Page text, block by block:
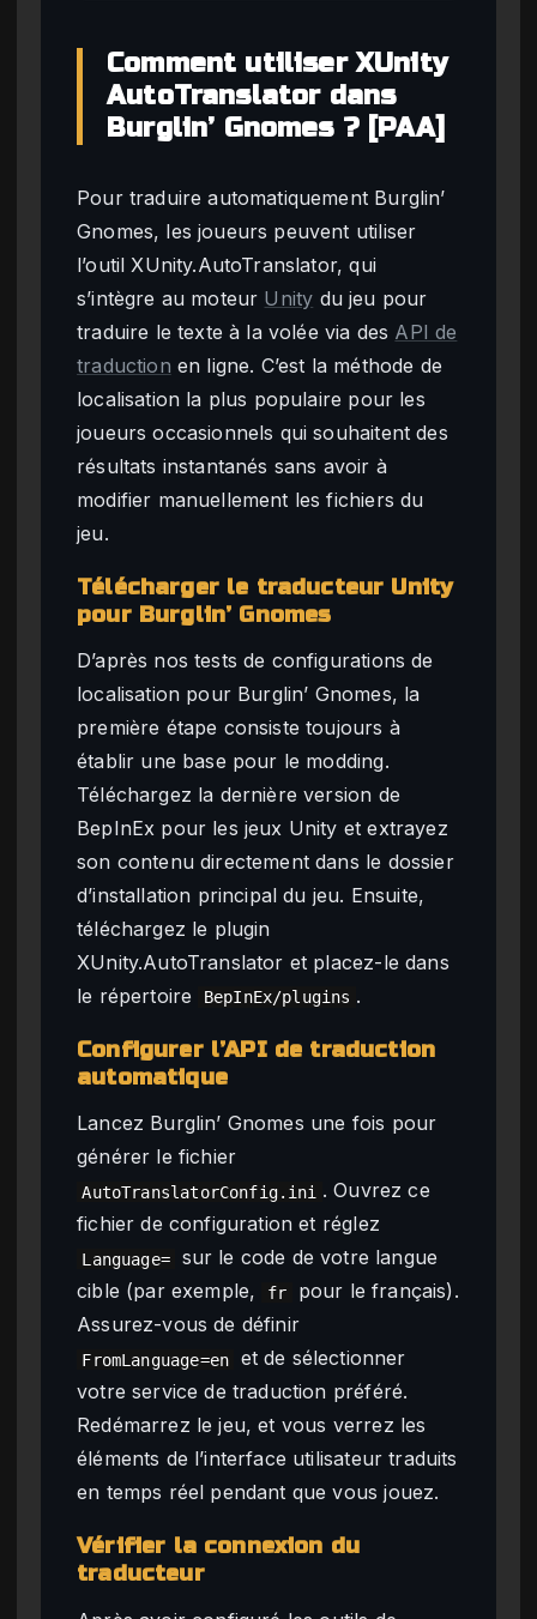
Comment utiliser XUnity
AutoTranslator dans
Burglin’ Gnomes ? [PAA]
Pour traduire automatiquement Burglin’
Gnomes, les joueurs peuvent utiliser
l’outil XUnity.AutoTranslator, qui
s’intègre au moteur Unity du jeu pour
traduire le texte à la volée via des API de
traduction en ligne. C’est la méthode de
localisation la plus populaire pour les
joueurs occasionnels qui souhaitent des
résultats instantanés sans avoir à
modifier manuellement les fichiers du
jeu.
Télécharger le traducteur Unity
pour Burglin’ Gnomes
D’après nos tests de configurations de
localisation pour Burglin’ Gnomes, la
première étape consiste toujours à
établir une base pour le modding.
Téléchargez la dernière version de
BepInEx pour les jeux Unity et extrayez
son contenu directement dans le dossier
d’installation principal du jeu. Ensuite,
téléchargez le plugin
XUnity.AutoTranslator et placez-le dans
le répertoire
BepInEx/plugins .
Configurer l’API de traduction
automatique
Lancez Burglin’ Gnomes une fois pour
générer le fichier
AutoTranslatorConfig.ini . Ouvrez ce
fichier de configuration et réglez
Language=
sur le code de votre langue
cible (par exemple,
fr
pour le français).
Assurez-vous de définir
FromLanguage=en
et de sélectionner
votre service de traduction préféré.
Redémarrez le jeu, et vous verrez les
éléments de l’interface utilisateur traduits
en temps réel pendant que vous jouez.
Vérifier la connexion du
traducteur